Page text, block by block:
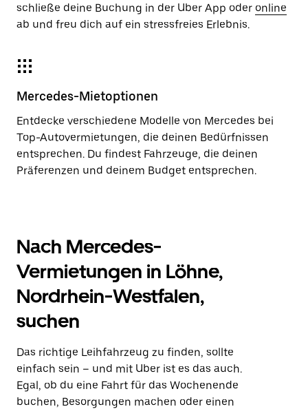
schließe deine Buchung in der Uber App oder online
ab und freu dich auf ein stressfreies Erlebnis.
Mercedes-Mietoptionen
Entdecke verschiedene Modelle von Mercedes bei
Top-Autovermietungen, die deinen Bedürfnissen
entsprechen. Du findest Fahrzeuge, die deinen
Präferenzen und deinem Budget entsprechen.
Nach Mercedes-
Vermietungen in Löhne,
Nordrhein-Westfalen,
suchen
Das richtige Leihfahrzeug zu finden, sollte
einfach sein – und mit Uber ist es das auch.
Egal, ob du eine Fahrt für das Wochenende
buchen, Besorgungen machen oder einen